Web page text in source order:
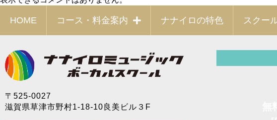
HOME コース・料金案内 ナナイロの特色 スクー
〒525-0027
滋賀県草津市野村1-18-10良美ビル３F